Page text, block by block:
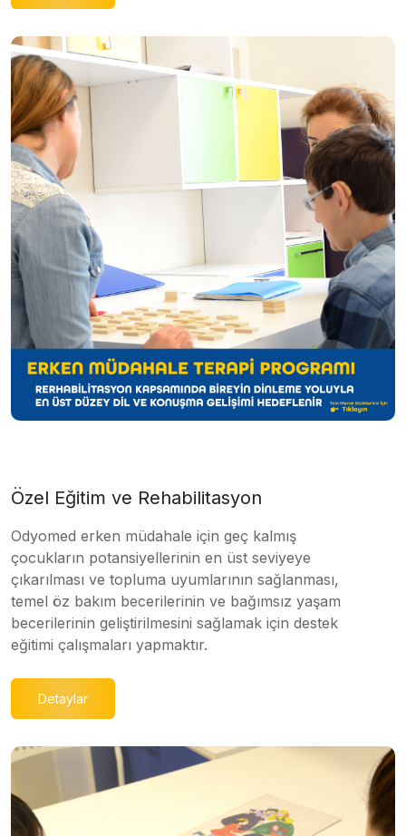
Özel Eğitim ve Rehabilitasyon
Odyomed erken müdahale için geç kalmış
çocukların potansiyellerinin en üst seviyeye
çıkarılması ve topluma uyumlarının sağlanması,
temel öz bakım becerilerinin ve bağımsız yaşam
becerilerinin geliştirilmesini sağlamak için destek
eğitimi çalışmaları yapmaktır.
Detaylar